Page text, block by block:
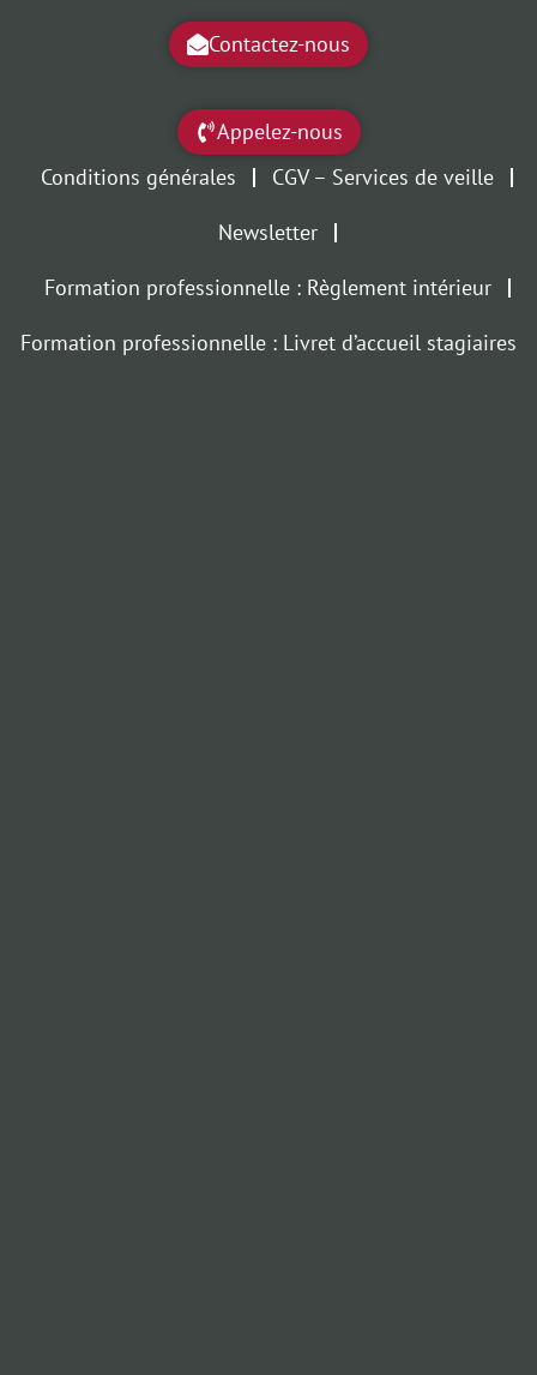
Contactez-nous
Appelez-nous
Conditions générales
CGV – Services de veille
Newsletter
Formation professionnelle : Règlement intérieur
Formation professionnelle : Livret d’accueil stagiaires